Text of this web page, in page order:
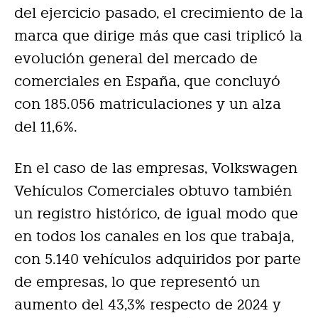
del ejercicio pasado, el crecimiento de la
marca que dirige más que casi triplicó la
evolución general del mercado de
comerciales en España, que concluyó
con 185.056 matriculaciones y un alza
del 11,6%.
En el caso de las empresas, Volkswagen
Vehículos Comerciales obtuvo también
un registro histórico, de igual modo que
en todos los canales en los que trabaja,
con 5.140 vehículos adquiridos por parte
de empresas, lo que representó un
aumento del 43,3% respecto de 2024 y